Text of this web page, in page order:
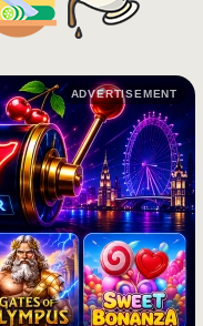
ADVERTISEMENT